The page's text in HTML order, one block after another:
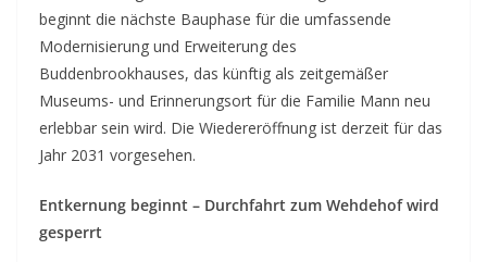
beginnt die nächste Bauphase für die umfassende
Modernisierung und Erweiterung des
Buddenbrookhauses, das künftig als zeitgemäßer
Museums- und Erinnerungsort für die Familie Mann neu
erlebbar sein wird. Die Wiedereröffnung ist derzeit für das
Jahr 2031 vorgesehen.
Entkernung beginnt – Durchfahrt zum Wehdehof wird
gesperrt